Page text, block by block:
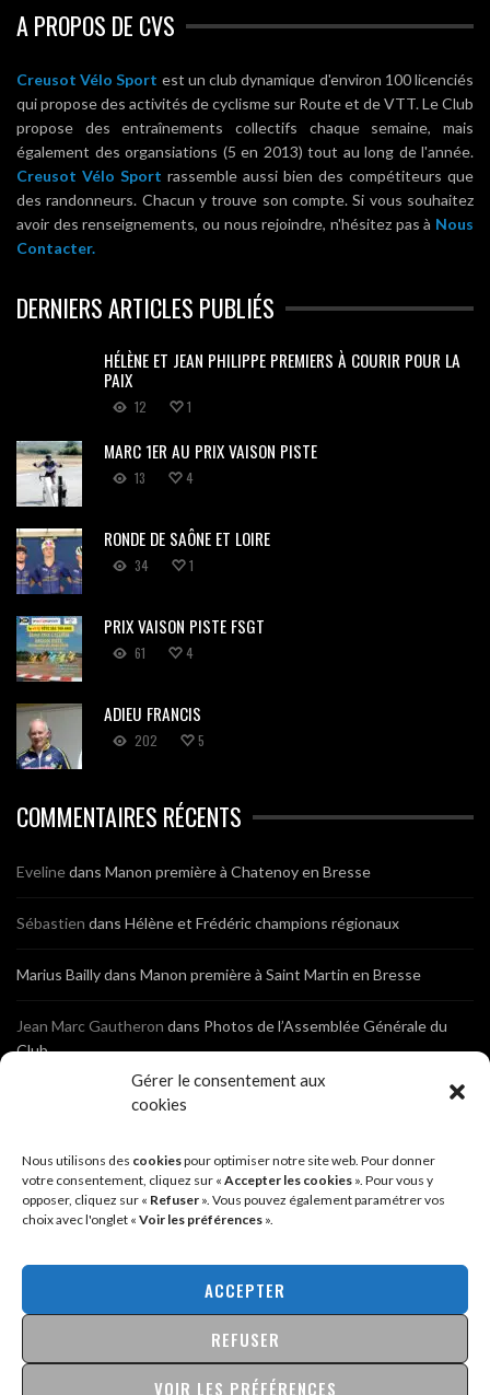
Gérer le consentement aux
cookies
Nous utilisons des cookiespour optimiser notre site web. Pour donner
votre consentement, cliquez sur « Accepter les cookies ». Pour vous y
opposer, cliquez sur « Refuser ». Vous pouvez également paramétrer vos
choix avec l'onglet « Voir les préférences ».
ACCEPTER
REFUSER
VOIR LES PRÉFÉRENCES
A PROPOS DE CVS
Creusot Vélo Sport est un club dynamique d'environ 100 licenciés
qui propose des activités de cyclisme sur Route et de VTT. Le Club
propose des entraînements collectifs chaque semaine, mais
également des organsiations (5 en 2013) tout au long de l'année.
Creusot Vélo Sport rassemble aussi bien des compétiteurs que
des randonneurs. Chacun y trouve son compte. Si vous souhaitez
avoir des renseignements, ou nous rejoindre, n'hésitez pas à Nous
Contacter.
DERNIERS ARTICLES PUBLIÉS
HÉLÈNE ET JEAN PHILIPPE PREMIERS À COURIR POUR LA
PAIX
12 1
MARC 1ER AU PRIX VAISON PISTE
13 4
RONDE DE SAÔNE ET LOIRE
34 1
PRIX VAISON PISTE FSGT
61 4
ADIEU FRANCIS
202 5
COMMENTAIRES RÉCENTS
Evelinedans Manon première à Chatenoy en Bresse
Sébastien dans Hélène et Frédéric champions régionaux
Marius Baillydans Manon première à Saint Martin en Bresse
Jean Marc Gautheron dans Photos de l’Assemblée Générale du
Club
Photos de l’Assemblée Générale du Club
Sébastien dans Cyclocross de Brochon (21)
Breniauxdans Cyclocross de Brochon (21)
MENTIONS LÉGALES & POLITIQUE DE CONFIDENTIALITÉ